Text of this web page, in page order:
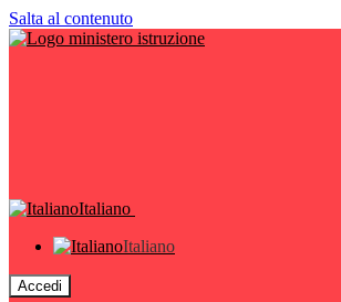
Salta al contenuto
Italiano
Italiano
Accedi